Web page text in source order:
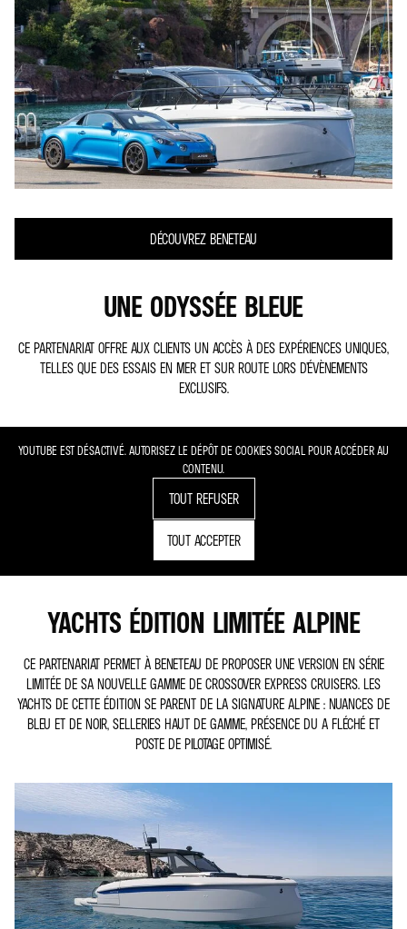
DÉCOUVREZ BENETEAU
UNE ODYSSÉE BLEUE
CE PARTENARIAT OFFRE AUX CLIENTS UN ACCÈS À DES EXPÉRIENCES UNIQUES,
TELLES QUE DES ESSAIS EN MER ET SUR ROUTE LORS D’ÉVÈNEMENTS
EXCLUSIFS.
YOUTUBE EST DÉSACTIVÉ. AUTORISEZ LE DÉPÔT DE COOKIES SOCIAL POUR ACCÉDER AU
CONTENU.
TOUT REFUSER
TOUT ACCEPTER
YACHTS ÉDITION LIMITÉE ALPINE
CE PARTENARIAT PERMET À BENETEAU DE PROPOSER UNE VERSION EN SÉRIE
LIMITÉE DE SA NOUVELLE GAMME DE CROSSOVER EXPRESS CRUISERS. LES
YACHTS DE CETTE ÉDITION SE PARENT DE LA SIGNATURE ALPINE : NUANCES DE
BLEU ET DE NOIR, SELLERIES HAUT DE GAMME, PRÉSENCE DU A FLÉCHÉ ET
POSTE DE PILOTAGE OPTIMISÉ.